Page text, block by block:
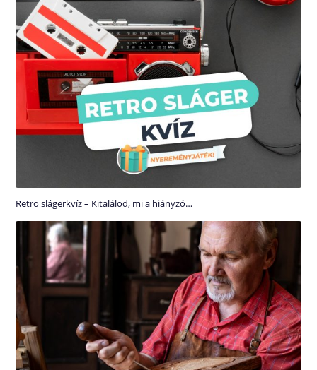
Retro slágerkvíz – Kitalálod, mi a hiányzó…